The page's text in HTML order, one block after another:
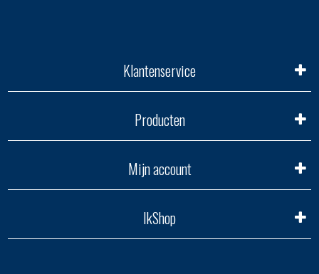
Klantenservice
Producten
Mijn account
IkShop